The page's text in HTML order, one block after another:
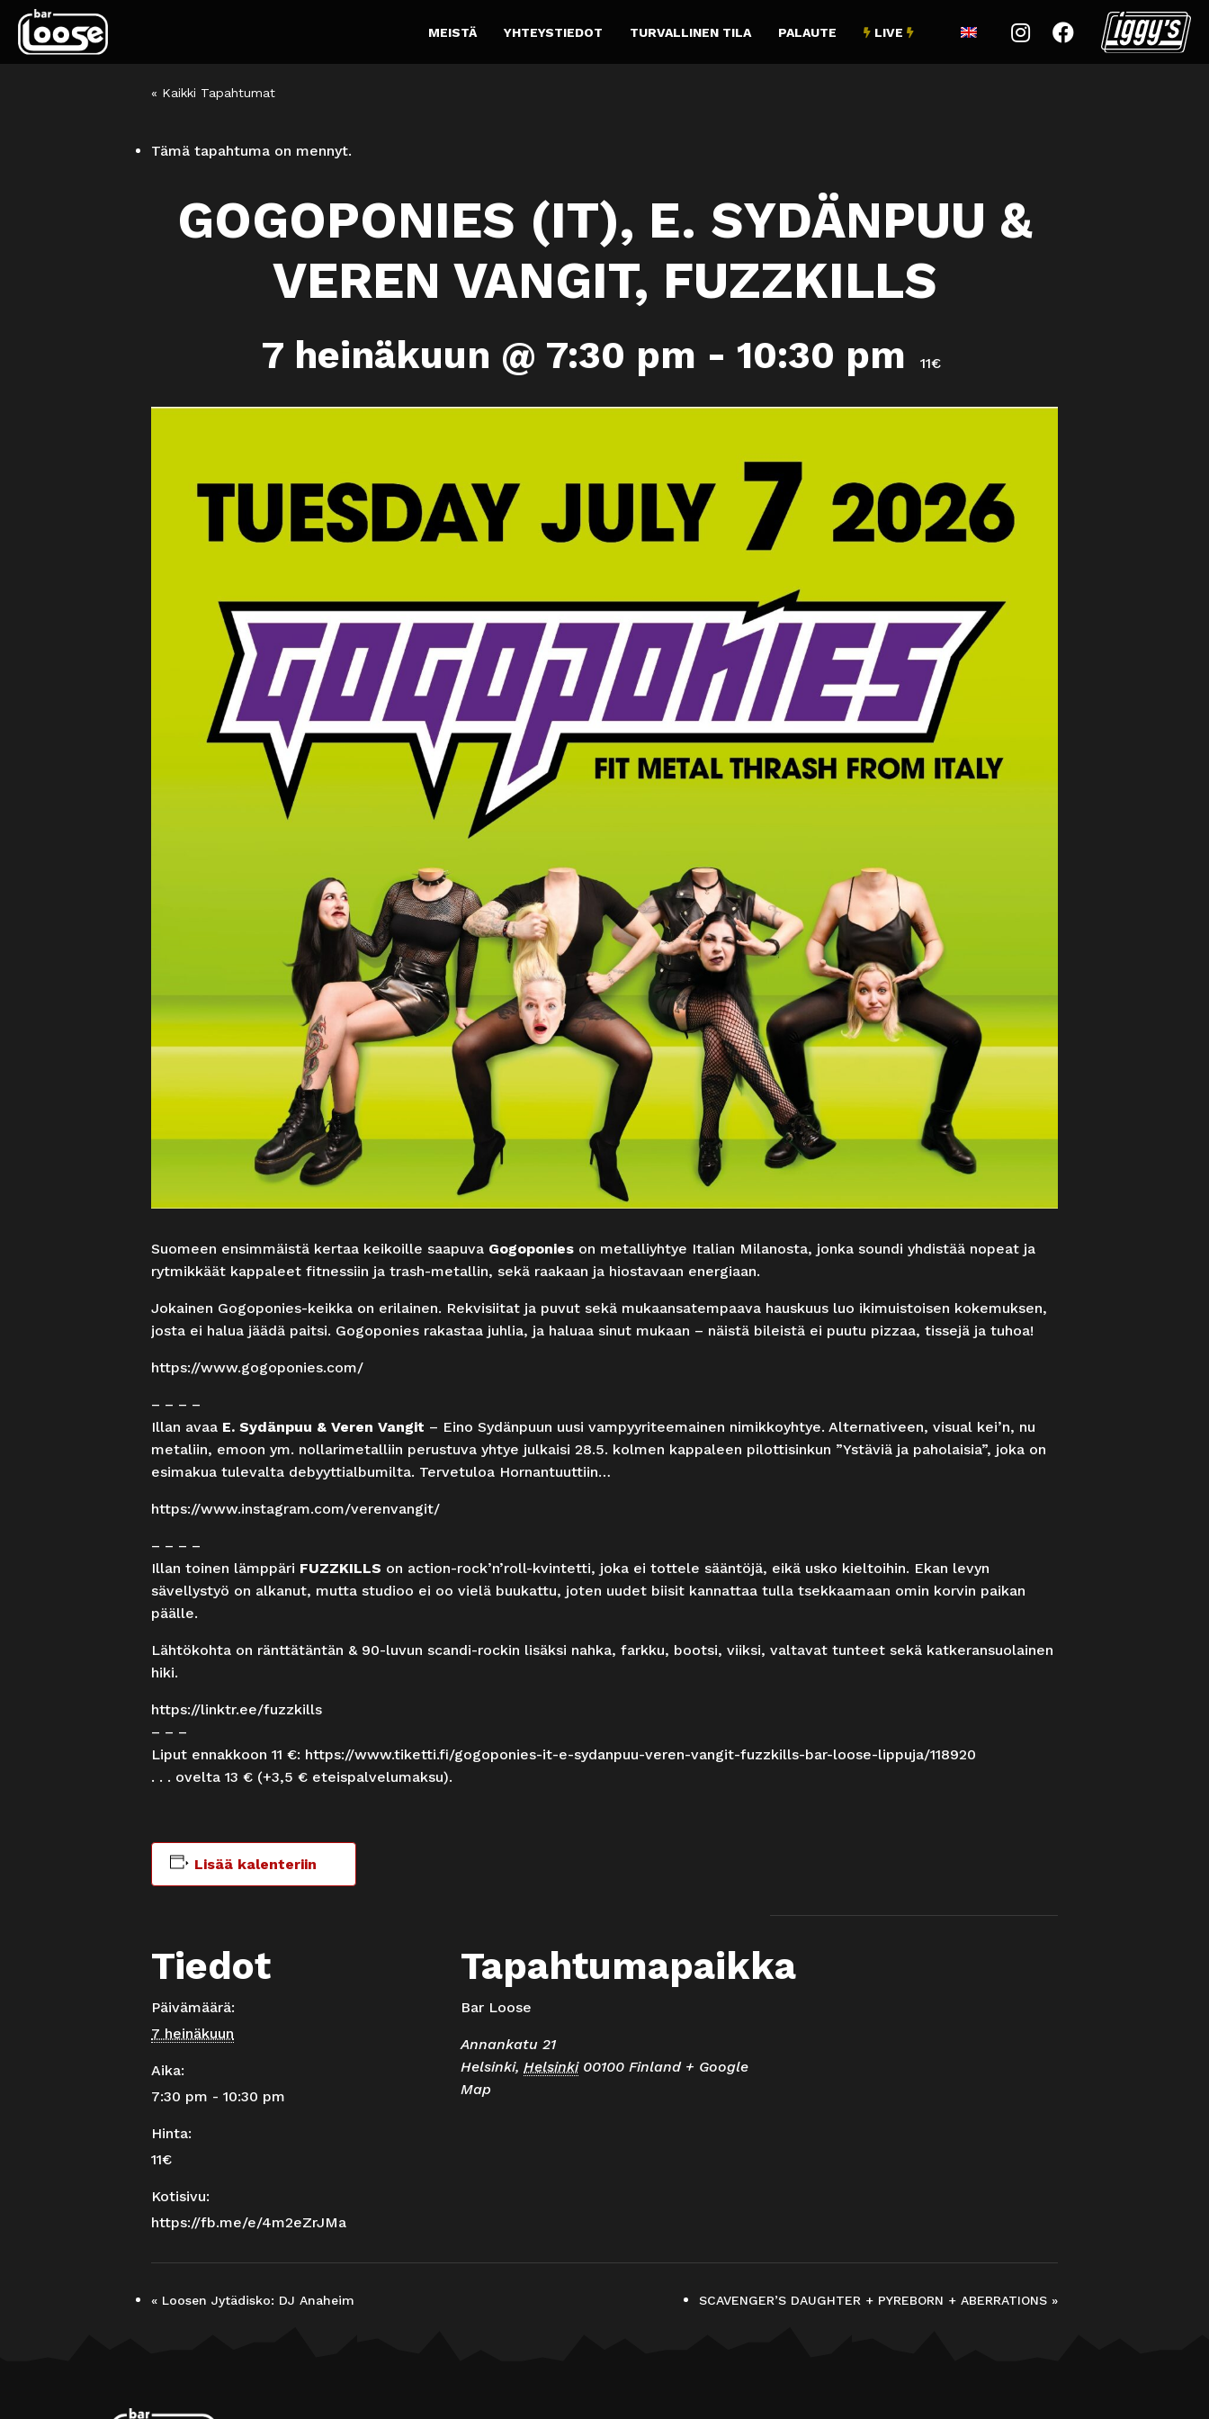
MEISTÄ YHTEYSTIEDOT TURVALLINEN TILA PALAUTE  LIVE   
« Kaikki Tapahtumat
Tämä tapahtuma on mennyt.
GOGOPONIES (IT), E. SYDÄNPUU &
VEREN VANGIT, FUZZKILLS
7 heinäkuun @ 7:30 pm - 10:30 pm 11€
Suomeen ensimmäistä kertaa keikoille saapuva Gogoponies on metalliyhtye Italian Milanosta, jonka soundi yhdistää nopeat ja
rytmikkäät kappaleet fitnessiin ja trash-metallin, sekä raakaan ja hiostavaan energiaan.
Jokainen Gogoponies-keikka on erilainen. Rekvisiitat ja puvut sekä mukaansatempaava hauskuus luo ikimuistoisen kokemuksen,
josta ei halua jäädä paitsi. Gogoponies rakastaa juhlia, ja haluaa sinut mukaan – näistä bileistä ei puutu pizzaa, tissejä ja tuhoa!
https://www.gogoponies.com/
– – – –
Illan avaa E. Sydänpuu & Veren Vangit – Eino Sydänpuun uusi vampyyriteemainen nimikkoyhtye. Alternativeen, visual kei’n, nu
metaliin, emoon ym. nollarimetalliin perustuva yhtye julkaisi 28.5. kolmen kappaleen pilottisinkun ”Ystäviä ja paholaisia”, joka on
esimakua tulevalta debyyttialbumilta. Tervetuloa Hornantuuttiin…
https://www.instagram.com/verenvangit/
– – – –
Illan toinen lämppäri FUZZKILLS on action-rock’n’roll-kvintetti, joka ei tottele sääntöjä, eikä usko kieltoihin. Ekan levyn
sävellystyö on alkanut, mutta studioo ei oo vielä buukattu, joten uudet biisit kannattaa tulla tsekkaamaan omin korvin paikan
päälle.
Lähtökohta on ränttätäntän & 90-luvun scandi-rockin lisäksi nahka, farkku, bootsi, viiksi, valtavat tunteet sekä katkeransuolainen
hiki.
https://linktr.ee/fuzzkills
– – –
Liput ennakkoon 11 €: https://www.tiketti.fi/gogoponies-it-e-sydanpuu-veren-vangit-fuzzkills-bar-loose-lippuja/118920
. . . ovelta 13 € (+3,5 € eteispalvelumaksu).
Lisää kalenteriin
Tiedot
Päivämäärä:
7 heinäkuun
Aika:
7:30 pm - 10:30 pm
Hinta:
11€
Kotisivu:
https://fb.me/e/4m2eZrJMa
Tapahtumapaikka
Bar Loose
Annankatu 21
Helsinki, Helsinki 00100 Finland + Google
Map
« Loosen Jytädisko: DJ Anaheim SCAVENGER’S DAUGHTER + PYREBORN + ABERRATIONS »